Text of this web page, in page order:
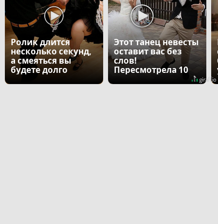
Ролик длится
несколько секунд,
а смеяться вы
будете долго
Этот танец невесты
оставит вас без
слов!
Пересмотрела 10